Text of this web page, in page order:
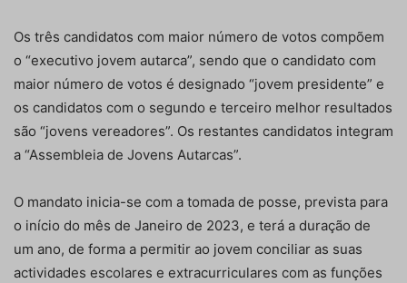
Os três candidatos com maior número de votos compõem
o “executivo jovem autarca”, sendo que o candidato com
maior número de votos é designado “jovem presidente” e
os candidatos com o segundo e terceiro melhor resultados
são “jovens vereadores”. Os restantes candidatos integram
a “Assembleia de Jovens Autarcas”.
O mandato inicia-se com a tomada de posse, prevista para
o início do mês de Janeiro de 2023, e terá a duração de
um ano, de forma a permitir ao jovem conciliar as suas
actividades escolares e extracurriculares com as funções